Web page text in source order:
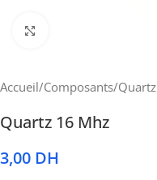
Accueil/Composants/Quartz
Quartz 16 Mhz
3,00 DH